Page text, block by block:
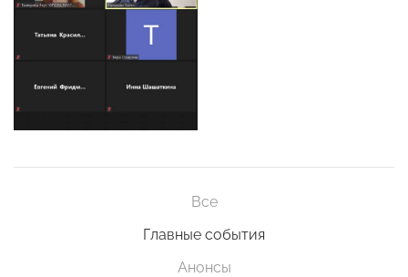
Все
Главные события
Анонсы